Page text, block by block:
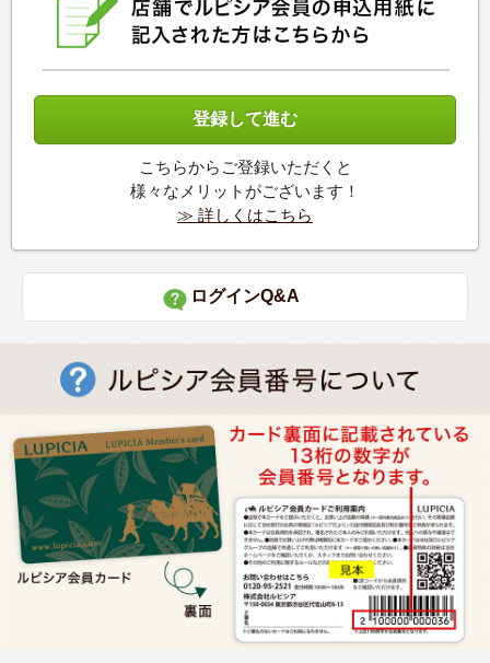
こちらからご登録いただくと
様々なメリットがございます！
≫ 詳しくはこちら